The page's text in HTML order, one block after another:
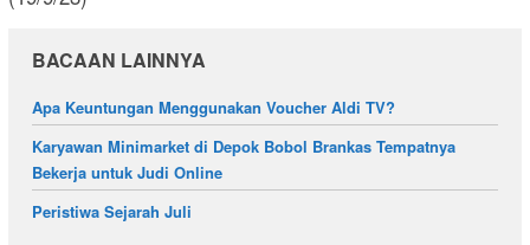
BACAAN LAINNYA
Apa Keuntungan Menggunakan Voucher Aldi TV?
Karyawan Minimarket di Depok Bobol Brankas Tempatnya
Bekerja untuk Judi Online
Peristiwa Sejarah Juli